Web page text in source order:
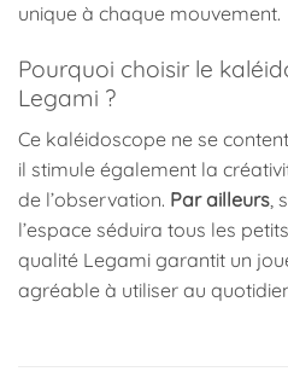
unique à chaque mouvement.
Pourquoi choisir le
Legami ?
Ce kaléidoscope ne se
il stimule également la
de l’observation. Par ailleurs ,
l’espace séduira tous les
qualité Legami garantit un
agréable à utiliser au